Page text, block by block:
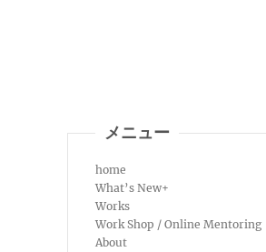
メニュー
home
What’s New+
Works
Work Shop / Online Mentoring
About